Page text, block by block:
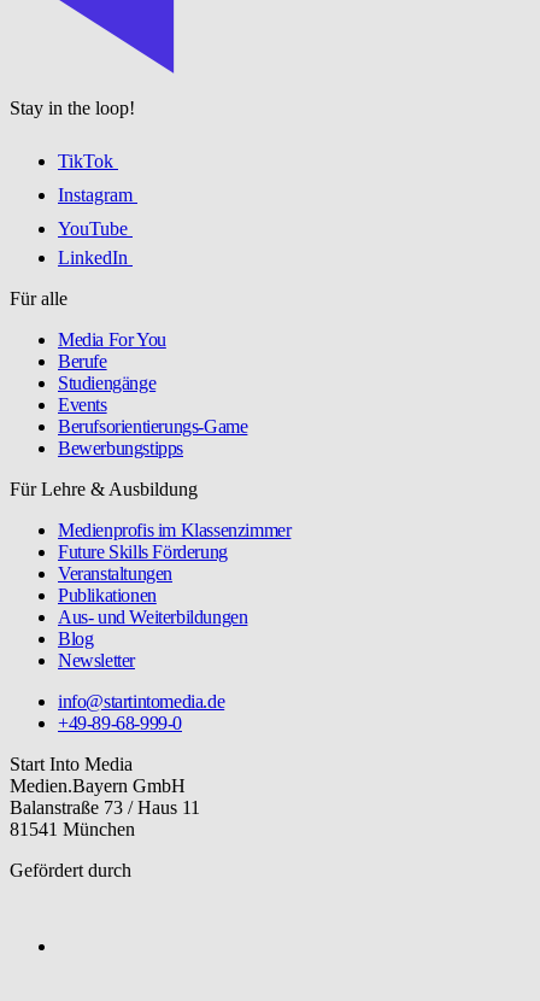
Stay in the loop!
TikTok
Instagram
YouTube
LinkedIn
Für alle
Media For You
Berufe
Studiengänge
Events
Berufsorientierungs-Game
Bewerbungstipps
Für Lehre & Ausbildung
Medienprofis im Klassenzimmer
Future Skills Förderung
Veranstaltungen
Publikationen
Aus- und Weiterbildungen
Blog
Newsletter
info@startintomedia.de
+49-89-68-999-0
Start Into Media
Medien.Bayern GmbH
Balanstraße 73 / Haus 11
81541 München
Gefördert durch